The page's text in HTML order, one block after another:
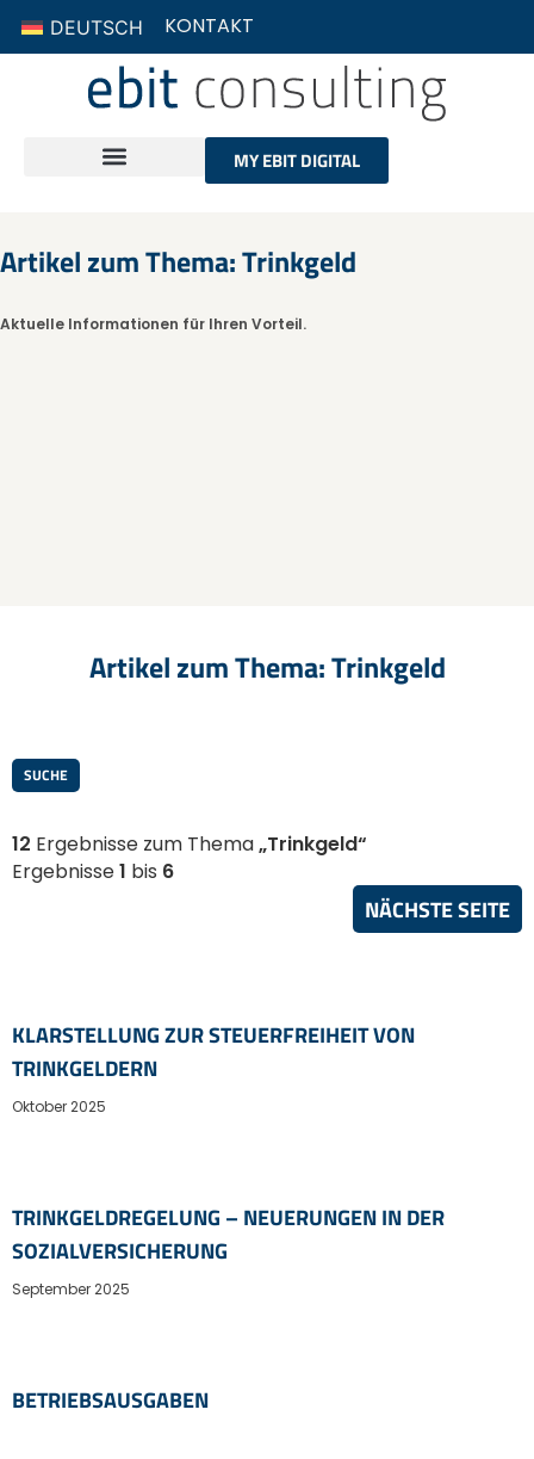
KONTAKT
DEUTSCH
MY EBIT DIGITAL
Artikel zum Thema: Trinkgeld
Aktuelle Informationen für Ihren Vorteil.
Artikel zum Thema: Trinkgeld
SUCHE
12 Ergebnisse zum Thema„Trinkgeld“
Ergebnisse1 bis 6
NÄCHSTE SEITE
KLARSTELLUNG ZUR STEUERFREIHEIT VON
TRINKGELDERN
Oktober 2025
TRINKGELDREGELUNG – NEUERUNGEN IN DER
SOZIALVERSICHERUNG
September 2025
BETRIEBSAUSGABEN